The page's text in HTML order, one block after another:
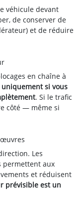
véhicule devant
de conserver de
et de réduire
en chaîne à
uniquement si vous
. Si le trafic
côté — même si
Les
permettent aux
et réduisent
prévisible est un